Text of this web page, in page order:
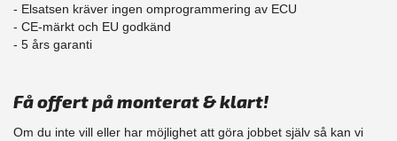
- Elsatsen kräver ingen omprogrammering av ECU
- CE-märkt och EU godkänd
​- 5 års garanti
Få offert på monterat & klart!
Om du inte vill eller har möjlighet att göra jobbet själv så kan vi